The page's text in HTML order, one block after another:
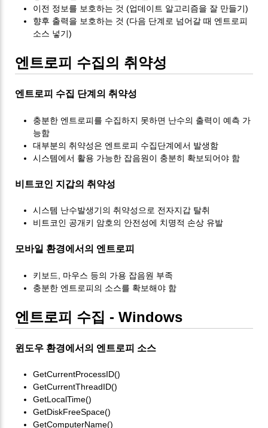
이전 정보를 보호하는 것 (업데이트 알고리즘을 잘 만들기)
향후 출력을 보호하는 것 (다음 단계로 넘어갈 때 엔트로피
소스 넣기)
엔트로피 수집의 취약성
엔트로피 수집 단계의 취약성
충분한 엔트로피를 수집하지 못하면 난수의 출력이 예측 가
능함
대부분의 취약성은 엔트로피 수집단계에서 발생함
시스템에서 활용 가능한 잡음원이 충분히 확보되어야 함
비트코인 지갑의 취약성
시스템 난수발생기의 취약성으로 전자지갑 탈취
비트코인 공개키 암호의 안전성에 치명적 손상 유발
모바일 환경에서의 엔트로피
키보드, 마우스 등의 가용 잡음원 부족
충분한 엔트로피의 소스를 확보해야 함
엔트로피 수집 - Windows
윈도우 환경에서의 엔트로피 소스
GetCurrentProcessID()
GetCurrentThreadID()
GetLocalTime()
GetDiskFreeSpace()
GetComputerName()